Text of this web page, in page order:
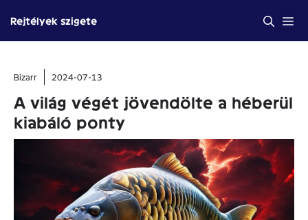
tartalomba
Rejtélyek szigete
Bizarr 2024-07-13
A világ végét jövendölte a héberül
kiabáló ponty